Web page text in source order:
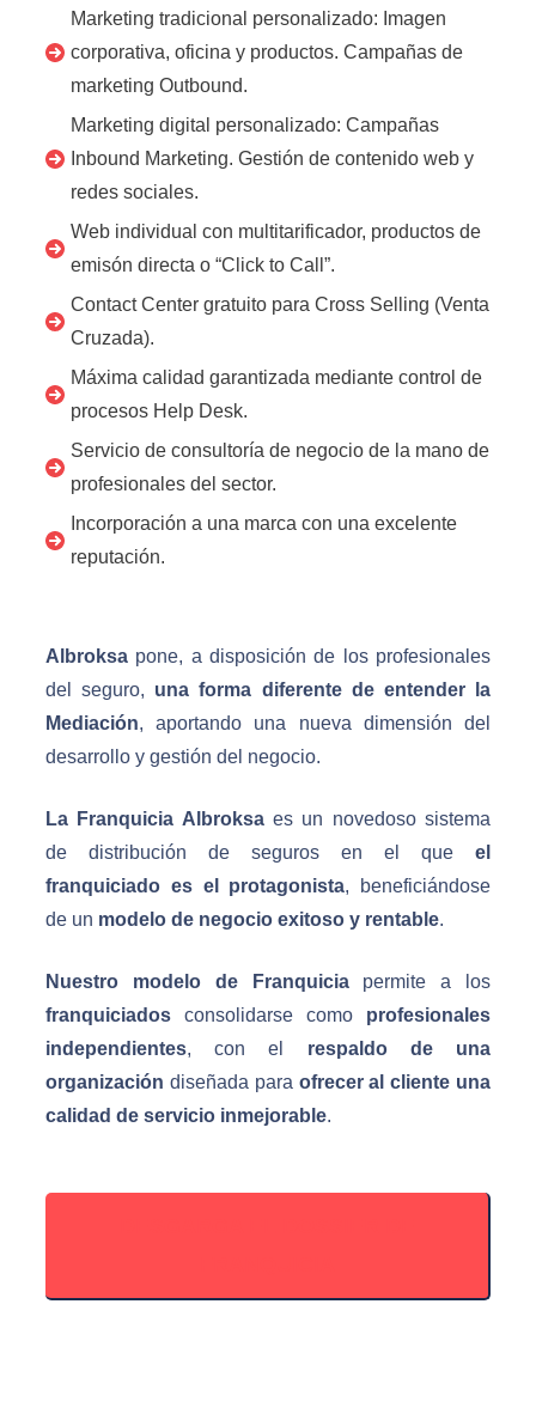
Marketing tradicional personalizado: Imagen
corporativa, oficina y productos. Campañas de
marketing Outbound.
Marketing digital personalizado: Campañas
Inbound Marketing. Gestión de contenido web y
redes sociales.
Web individual con multitarificador, productos de
emisón directa o “Click to Call”.
Contact Center gratuito para Cross Selling (Venta
Cruzada).
Máxima calidad garantizada mediante control de
procesos Help Desk.
Servicio de consultoría de negocio de la mano de
profesionales del sector.
Incorporación a una marca con una excelente
reputación.
Albroksa pone, a disposición de los profesionales
del seguro, una forma diferente de entender la
Mediación, aportando una nueva dimensión del
desarrollo y gestión del negocio.
La Franquicia Albroksaes un novedoso sistema
de distribución de seguros en el queel
franquiciado es el protagonista, beneficiándose
de un modelo de negocio exitoso y rentable.
Nuestro modelo de Franquiciapermite a los
franquiciados consolidarse como profesionales
independientes, con el respaldo de una
organización diseñada paraofrecer al cliente una
calidad de servicio inmejorable.